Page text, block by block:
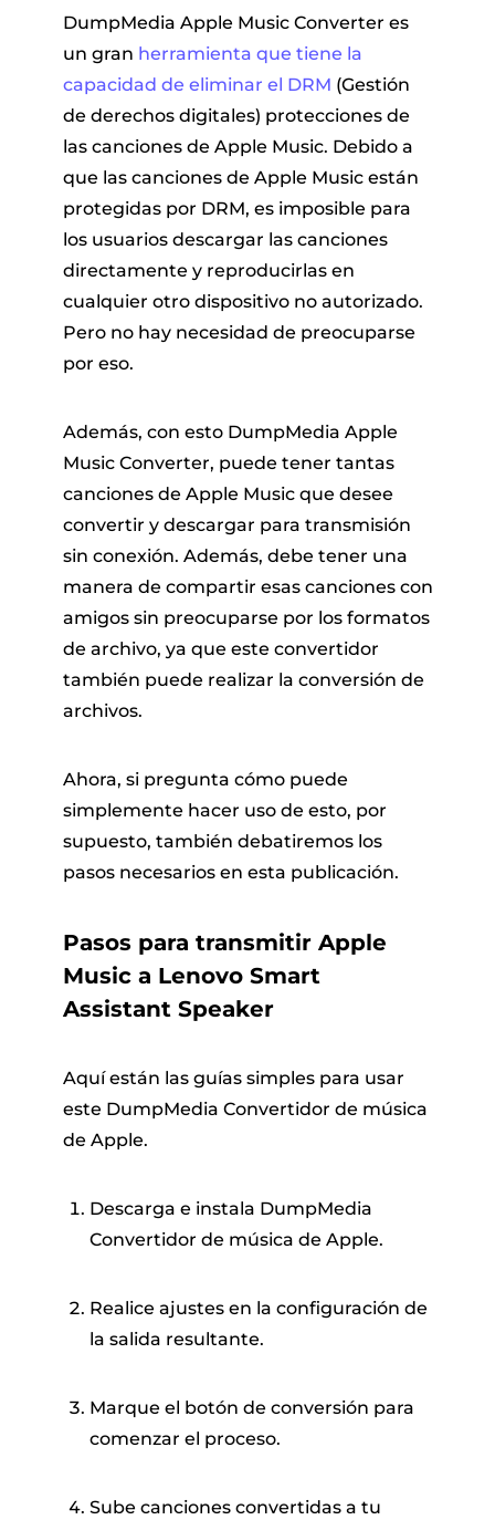
DumpMedia Apple Music Converter es
un gran herramienta que tiene la
capacidad de eliminar el DRM (Gestión
de derechos digitales) protecciones de
las canciones de Apple Music. Debido a
que las canciones de Apple Music están
protegidas por DRM, es imposible para
los usuarios descargar las canciones
directamente y reproducirlas en
cualquier otro dispositivo no autorizado.
Pero no hay necesidad de preocuparse
por eso.
Además, con esto DumpMedia Apple
Music Converter, puede tener tantas
canciones de Apple Music que desee
convertir y descargar para transmisión
sin conexión. Además, debe tener una
manera de compartir esas canciones con
amigos sin preocuparse por los formatos
de archivo, ya que este convertidor
también puede realizar la conversión de
archivos.
Ahora, si pregunta cómo puede
simplemente hacer uso de esto, por
supuesto, también debatiremos los
pasos necesarios en esta publicación.
Pasos para transmitir Apple
Music a Lenovo Smart
Assistant Speaker
Aquí están las guías simples para usar
este DumpMedia Convertidor de música
de Apple.
Descarga e instala DumpMedia
Convertidor de música de Apple.
Realice ajustes en la configuración de
la salida resultante.
Marque el botón de conversión para
comenzar el proceso.
Sube canciones convertidas a tu